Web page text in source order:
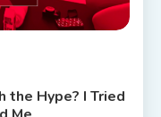
Hype? I Tried